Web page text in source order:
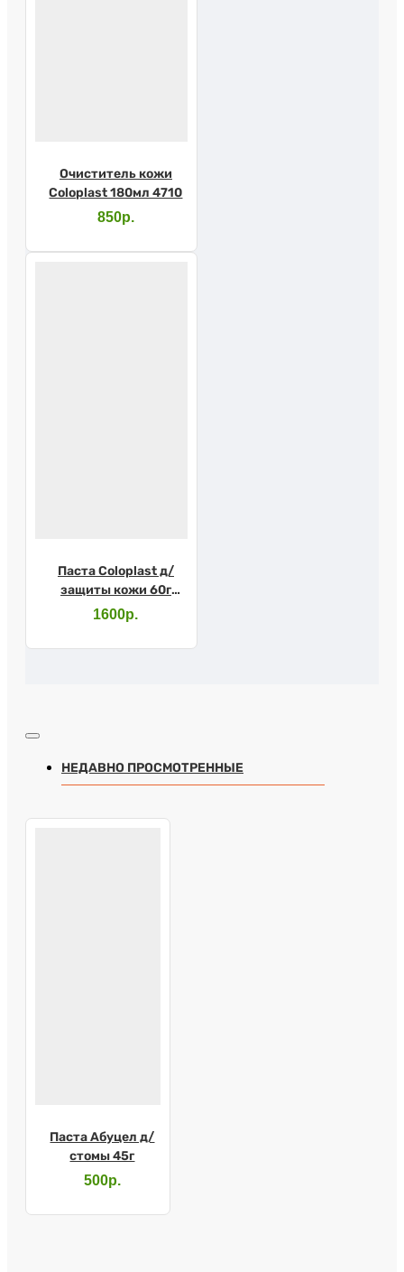
Очиститель кожи
Coloplast 180мл 4710
850р.
Паста Coloplast д/
защиты кожи 60г
2650
1600р.
НЕДАВНО ПРОСМОТРЕННЫЕ
Паста Абуцел д/
стомы 45г
500р.